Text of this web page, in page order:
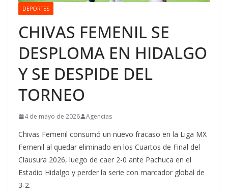
DEPORTES
CHIVAS FEMENIL SE
DESPLOMA EN HIDALGO
Y SE DESPIDE DEL
TORNEO
4 de mayo de 2026 Agencias
Chivas Femenil consumó un nuevo fracaso en la Liga MX
Femenil al quedar eliminado en los Cuartos de Final del
Clausura 2026, luego de caer 2-0 ante Pachuca en el
Estadio Hidalgo y perder la serie con marcador global de
3-2.